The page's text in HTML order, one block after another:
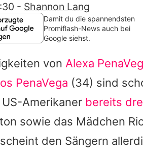
- Shannon Lang
Damit du die spannendsten
Promiflash-News auch bei
Google siehst.
von Alexa
PenaVega (34) sind
Amerikaner bereits
sowie das Mädchen
den Sängern